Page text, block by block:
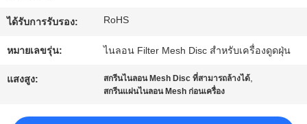
การ
ควบคุม
คุณภาพ
ได้รับการรับรอง: RoHS
หมายเลขรุ่น: ไนลอน Filter Mesh Disc สําหรับเครื่องดูดฝุ่น
แสงสูง: สกรีนไนลอน Mesh Disc ที่สามารถล้างได้,
สกรีนแผ่นไนลอน Mesh ก่อนเครื่อง